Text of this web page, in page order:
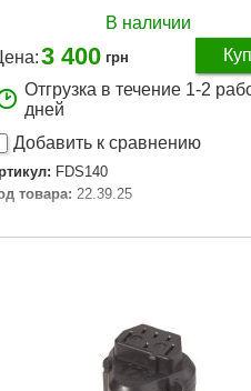
В наличии
3 400 грн
Отгрузка в течение 1-2
дней
Добавить к сравнению
FDS140
товара: 22.39.25
Подробнее...